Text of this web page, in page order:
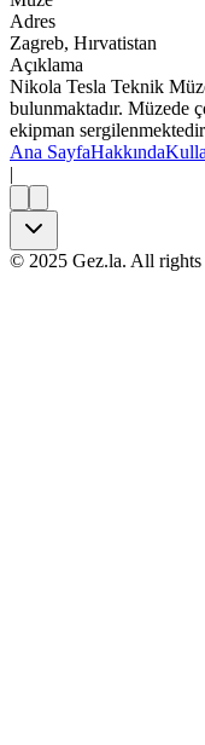
Adres
Zagreb, Hırvatistan
Açıklama
Nikola Tesla Teknik
bulunmaktadır. Müzede
ekipman
Ana SayfaHakkında
|
© 2025 Gez.la. All rights